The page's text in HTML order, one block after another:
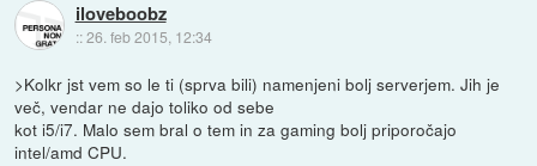
iloveboobz
::26. feb 2015, 12:34
>Kolkr jst vem so le ti (sprva bili) namenjeni bolj serverjem. Jih je
več, vendar ne dajo toliko od sebe
kot i5/i7. Malo sem bral o tem in za gaming bolj priporočajo
intel/amd CPU.